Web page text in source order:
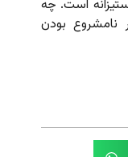
است. چه
نامشروع بودن